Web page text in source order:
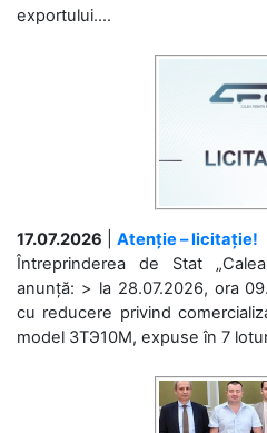
exportului....
17.07.2026
Atenție – licitație!
Întreprinderea de Stat
anunță: > la 28.07.2026, ora
cu reducere privind
model 3ТЭ10М, expuse în 7